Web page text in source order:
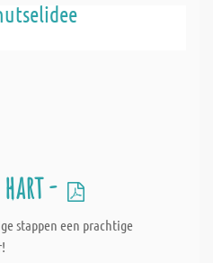
hart -
stappen een prachtige